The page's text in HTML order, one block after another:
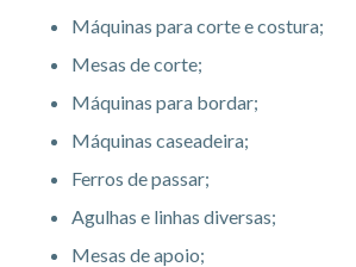
Máquinas para corte e costura;
Mesas de corte;
Máquinas para bordar;
Máquinas caseadeira;
Ferros de passar;
Agulhas e linhas diversas;
Mesas de apoio;